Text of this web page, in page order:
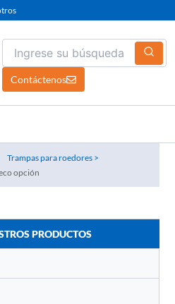
Contáctenos
Trampas para roedores >
opción
PRODUCTOS